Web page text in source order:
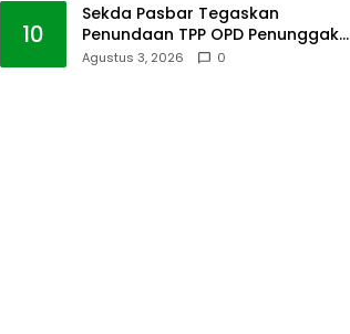
10
Sekda Pasbar Tegaskan
Penundaan TPP OPD Penunggak
Pajak Kendaraan Dinas
Agustus 3, 2026 0